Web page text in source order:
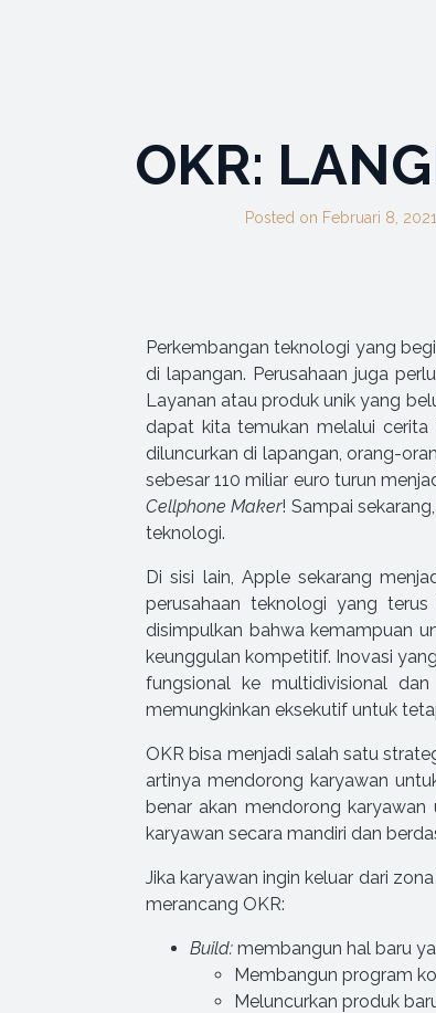
OKR:
Posted on Februari 8, 2021
Perkembangan teknologi yang
di lapangan. Perusahaan juga
Layanan atau produk unik yang
dapat kita temukan melalui cerita
diluncurkan di lapangan, orang-
sebesar 110 miliar euro turun
Cellphone Maker! Sampai
teknologi.
Di sisi lain, Apple sekarang
perusahaan teknologi yang
disimpulkan bahwa kemampuan
keunggulan kompetitif. Inovasi
fungsional ke multidivisional
memungkinkan eksekutif untuk
OKR bisa menjadi salah satu
artinya mendorong karyawan
benar akan mendorong
karyawan secara mandiri dan
Jika karyawan ingin keluar dari
merancang OKR:
Build: membangun hal baru
Membangun program
Meluncurkan produk